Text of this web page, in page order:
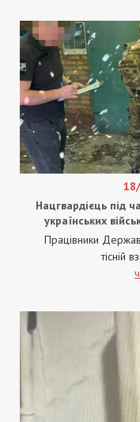
Нацгвардієць під
українських
Працівники
тісній